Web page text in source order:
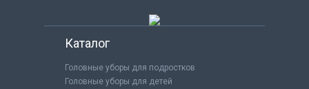
Каталог
Головные уборы для подростков
Головные уборы для детей